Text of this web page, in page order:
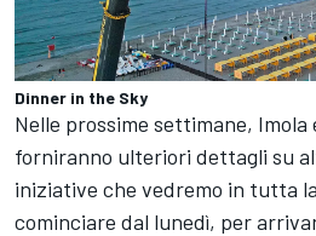
Dinner in the Sky
Nelle prossime settimane, Imola
forniranno ulteriori dettagli su
iniziative che vedremo in tutta
cominciare dal lunedì, per